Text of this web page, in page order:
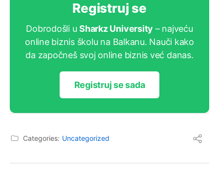
Registruj se
Dobrodošli uSharkz University – najveću
online biznis školu na Balkanu. Nauči kako
da započneš svoj online biznis već danas.
Registruj se sada
Categories: Uncategorized